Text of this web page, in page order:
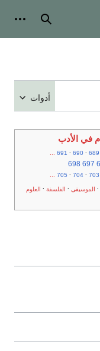
بحث
أدوات
في الأدب
689
690
691
...
697
698
703
704
705
...
الموسيقى الفلسفة
العلوم